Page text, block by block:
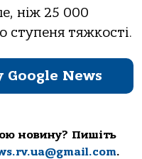
ніж 25 000
ступеня тяжкості.
Google News
новину? Пишіть
.